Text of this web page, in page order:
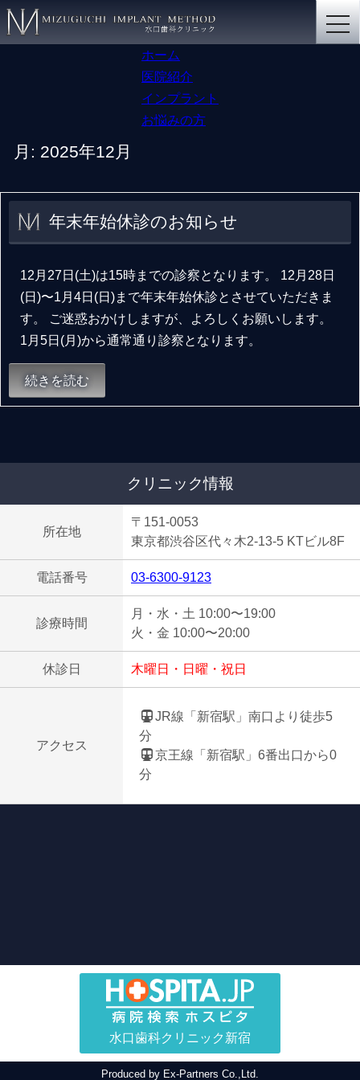
ホーム
医院紹介
インプラント
お悩みの方
月: 2025年12月
年末年始休診のお知らせ
12月27日(土)は15時までの診察となります。 12月28日
(日)〜1月4日(日)まで年末年始休診とさせていただきま
す。 ご迷惑おかけしますが、よろしくお願いします。
1月5日(月)から通常通り診察となります。
続きを読む
クリニック情報
所在地
〒151-0053
東京都渋谷区代々木2-13-5 KTビル8F
電話番号 03-6300-9123
診療時間
月・水・土 10:00〜19:00
火・金 10:00〜20:00
休診日 木曜日・日曜・祝日
アクセス
JR線「新宿駅」南口より徒歩5
分
京王線「新宿駅」6番出口から0
分
水口歯科クリニック新宿
Produced by Ex-Partners Co.,Ltd.